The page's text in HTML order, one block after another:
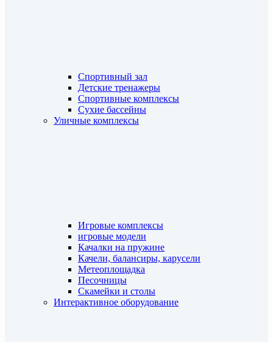
Спортивный зал
Детские тренажеры
Спортивные комплексы
Сухие бассейны
Уличные комплексы
Игровые комплексы
игровые модели
Качалки на пружине
Качели, балансиры, карусели
Метеоплощадка
Песочницы
Скамейки и столы
Интерактивное оборудование